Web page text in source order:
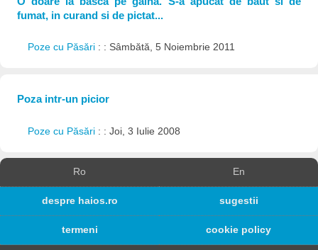
fumat, in curand si de pictat...
Poze cu Păsări : : Sâmbătă, 5 Noiembrie 2011
Poza intr-un picior
Poze cu Păsări : : Joi, 3 Iulie 2008
Ro En
despre haios.ro sugestii
termeni cookie policy